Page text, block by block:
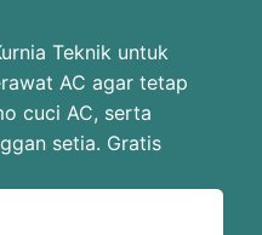
Teknik untuk
AC agar tetap
cuci AC, serta
setia. Gratis